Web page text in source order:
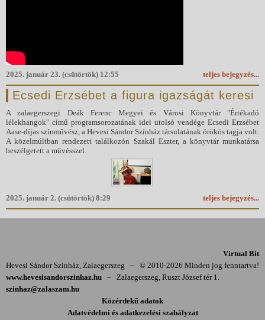
teljes bejegyzés...
2025. január 23. (csütörtök) 12:55
Ecsedi Erzsébet a figura igazságát keresi
A zalaegerszegi Deák Ferenc Megyei és Városi Könyvtár "Értékadó
lélekhangok" című programsorozatának idei utolsó vendége Ecsedi Erzsébet
Aase-díjas színművész, a Hevesi Sándor Színház társulatának örökös tagja volt.
A közelmúltban rendezett találkozón Szakál Eszter, a könyvtár munkatársa
beszélgetett a művésszel.
teljes bejegyzés...
2025. január 2. (csütörtök) 8:29
Virtual Bit
Hevesi Sándor Színház, Zalaegerszeg
– © 2010-2026 Minden jog fenntartva!
www.hevesisandorszinhaz.hu –
Zalaegerszeg, Ruszt József tér 1.
szinhaz@zalaszam.hu
Közérdekű adatok
Adatvédelmi és adatkezelési szabályzat